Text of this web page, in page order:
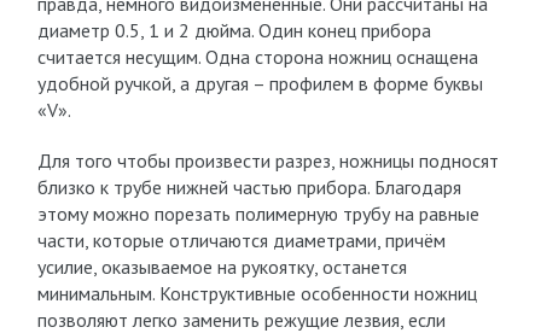
диаметр 0.5, 1 и 2 дюйма. Один конец прибора
считается несущим. Одна сторона ножниц оснащена
удобной ручкой, а другая – профилем в форме буквы
«V».
Для того чтобы произвести разрез, ножницы подносят
близко к трубе нижней частью прибора. Благодаря
этому можно порезать полимерную трубу на равные
части, которые отличаются диаметрами, причём
усилие, оказываемое на рукоятку, останется
минимальным. Конструктивные особенности ножниц
позволяют легко заменить режущие лезвия, если